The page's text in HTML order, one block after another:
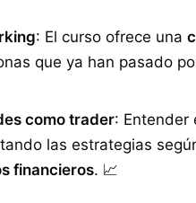
: El curso ofrece una
que ya han pasado
como trader: Entender
las estrategias
financieros. 📈